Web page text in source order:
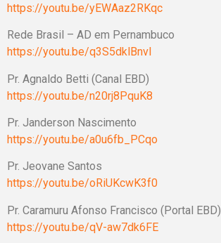
https://youtu.be/yEWAaz2RKqc
Rede Brasil – AD em Pernambuco
https://youtu.be/q3S5dklBnvI
Pr. Agnaldo Betti (Canal EBD)
https://youtu.be/n20rj8PquK8
Pr. Janderson Nascimento
https://youtu.be/a0u6fb_PCqo
Pr. Jeovane
https://youtu.be/oRiUKcwK3f0
Pr. Caramuru Afonso Francisco (Portal EBD)
https://youtu.be/qV-aw7dk6FE